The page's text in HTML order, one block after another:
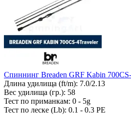
Спиннинг Breaden GRF Kabin
Длина удилища (ft/m): 7.0/2.13
Вес удилища (гр.): 58
Тест по приманкам: 0 - 5g
Тест по леске (Lb): 0.1 - 0.3 PE